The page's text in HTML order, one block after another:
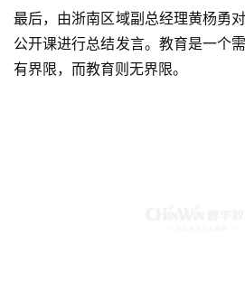
最后，由浙南区域副总经理黄杨勇
公开课进行总结发言。教育是一个
有界限，而教育则无界限。